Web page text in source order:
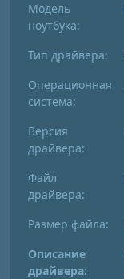
Модель
ноутбука:
Тип драйвера:
Операционная
система:
Версия
драйвера:
Файл
драйвера:
Размер файла:
Описание
драйвера: